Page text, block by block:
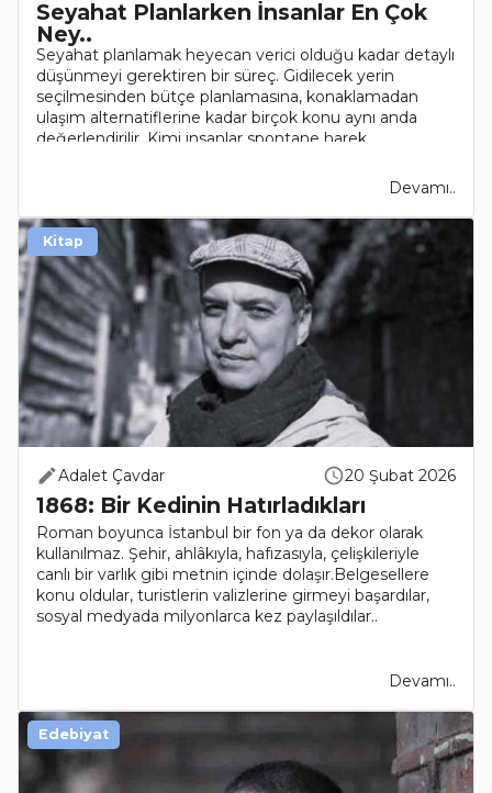
Seyahat Planlarken İnsanlar En Çok
Ney..
Seyahat planlamak heyecan verici olduğu kadar detaylı
düşünmeyi gerektiren bir süreç. Gidilecek yerin
seçilmesinden bütçe planlamasına, konaklamadan
ulaşım alternatiflerine kadar birçok konu aynı anda
değerlendirilir. Kimi insanlar spontane harek..
Devamı..
Adalet Çavdar 20 Şubat 2026
1868: Bir Kedinin Hatırladıkları
Roman boyunca İstanbul bir fon ya da dekor olarak
kullanılmaz. Şehir, ahlâkıyla, hafızasıyla, çelişkileriyle
canlı bir varlık gibi metnin içinde dolaşır.Belgesellere
konu oldular, turistlerin valizlerine girmeyi başardılar,
sosyal medyada milyonlarca kez paylaşıldılar..
Devamı..
Kitap
Edebiyat